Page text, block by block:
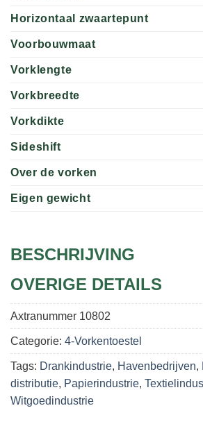
Horizontaal zwaartepunt
Voorbouwmaat
Vorklengte
Vorkbreedte
Vorkdikte
Sideshift
Over de vorken
Eigen gewicht
BESCHRIJVING
OVERIGE DETAILS
Axtranummer 10802
Categorie: 4-Vorkentoestel
Tags: Drankindustrie, Havenbedrijven,
distributie, Papierindustrie,
Witgoedindustrie